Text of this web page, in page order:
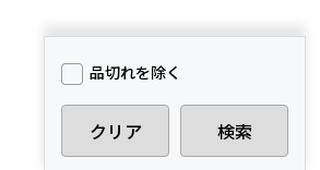
品切れを除く
クリア 検索